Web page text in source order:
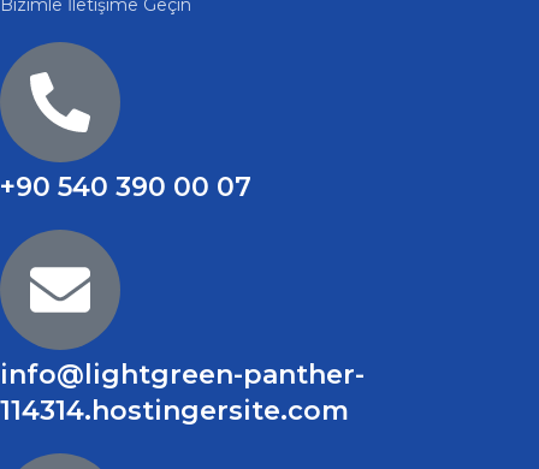
Bizimle İletişime Geçin
+90 540 390 00 07
info@lightgreen-panther-
114314.hostingersite.com